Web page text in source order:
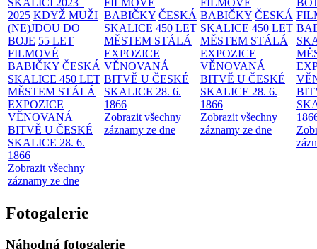
SKALICI 2023–
2025 KDYŽ MUŽI
(NE)JDOU DO
BOJE 55 LET
FILMOVÉ
BABIČKY ČESKÁ
SKALICE 450 LET
MĚSTEM STÁLÁ
EXPOZICE
VĚNOVANÁ
BITVĚ U ČESKÉ
SKALICE 28. 6.
1866
Zobrazit všechny
záznamy ze dne
FILMOVÉ
BABIČKY ČESKÁ
SKALICE 450 LET
MĚSTEM STÁLÁ
EXPOZICE
VĚNOVANÁ
BITVĚ U ČESKÉ
SKALICE 28. 6.
1866
Zobrazit všechny
záznamy ze dne
FILMOVÉ
BABIČKY ČESKÁ
SKALICE 450 LET
MĚSTEM STÁLÁ
EXPOZICE
VĚNOVANÁ
BITVĚ U ČESKÉ
SKALICE 28. 6.
1866
Zobrazit všechny
záznamy ze dne
Fotogalerie
Náhodná fotogalerie